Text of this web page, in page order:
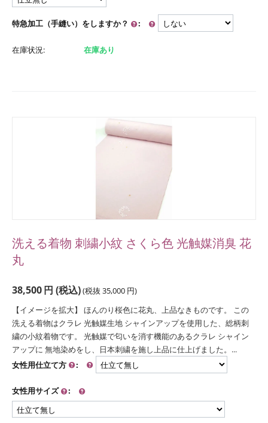
特急加工（手縫い）をしますか？ :
在庫状況: 在庫あり
洗える着物 刺繍小紋 さくら色 光触媒消臭 花
丸
38,500円 (税込)(税抜 35,000 円)
【イメージを拡大】 ほんのり桜色に花丸、上品なきものです。 この
洗える着物はクラレ 光触媒生地 シャインアップを使用した、総柄刺
繍の小紋着物です。 光触媒で匂いを消す機能のあるクラレ シャイン
アップに 無地染めをし、日本刺繍を施し上品に仕上げました。...
女性用仕立て方
:
女性用サイズ :